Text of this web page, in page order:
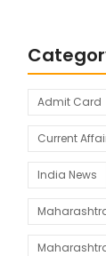
Admit Card
Current
India News